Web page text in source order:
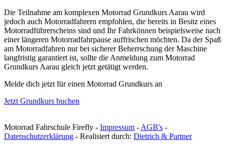
Die Teilnahme am komplexen Motorrad Grundkurs Aarau wird
jedoch auch Motorradfahrern empfohlen, die bereits in Besitz eines
Motorradführerscheins sind und Ihr Fahrkönnen beispielsweise nach
einer längeren Motorradfahrpause auffrischen möchten. Da der Spaß
am Motorradfahren nur bei sicherer Beherrschung der Maschine
langfristig garantiert ist, sollte die Anmeldung zum Motorrad
Grundkurs Aarau gleich jetzt getätigt werden.
Melde dich jetzt für einen Motorrad Grundkurs an
Jetzt Grundkurs buchen
Motorrad Fahrschule Firefly - Impressum - AGB's -
Datenschutzerklärung - Realisiert durch: Dietrich & Partner